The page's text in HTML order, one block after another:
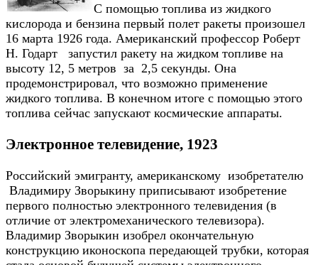
С помощью топлива из жидкого
кислорода и бензина первый полет ракеты произошел
16 марта 1926 года. Американский профессор Роберт
H. Годарт запустил ракету на жидком топливе на
высоту 12, 5 метров за 2,5 секунды. Она
продемонстрировал, что возможно применение
жидкого топлива. В конечном итоге с помощью этого
топлива сейчас запускают космические аппараты.
Электронное телевидение, 1923
Российский эмигранту, американскому изобретателю
Владимиру Зворыкину приписывают изобретение
первого полностью электронного телевидения (в
отличие от электромеханического телевизора).
Владимир Зворыкин изобрел окончательную
конструкцию иконоскопа передающей трубки, которая